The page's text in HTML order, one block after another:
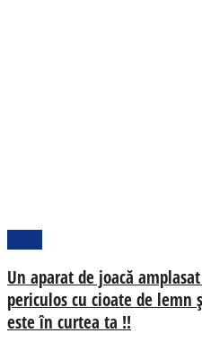
Un aparat de joacă
periculos cu cioate de lemn
este în curtea ta !!